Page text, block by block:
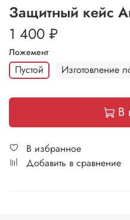
Защитный кейс
1 400 ₽
Ложемент
Пустой Изготовление
В
В избранное
Добавить в сравнение